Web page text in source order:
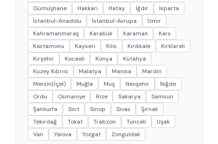
Gümüşhane
Hakkari Hatay Iğdır
Isparta
İstanbul-Anadolu
İstanbul-Avrupa
İzmir
Kahramanmaraş
Karabük Karaman
Kars
Kastamonu
Kayseri Kilis Kırıkkale
Kırklareli
Kırşehir
Kocaeli Konya
Kütahya
Kuzey Kıbrııs
Malatya Manisa
Mardin
Mersin(İçel)
Muğla Muş Nevşehir
Niğde
Ordu
Osmaniye Rize Sakarya
Samsun
Şanlıurfa
Siirt Sinop Sivas
Şırnak
Tekirdağ
Tokat Trabzon Tunceli
Uşak
Van
Yalova Yozgat Zonguldak